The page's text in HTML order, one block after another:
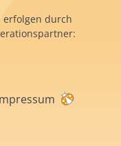
erfolgen durch